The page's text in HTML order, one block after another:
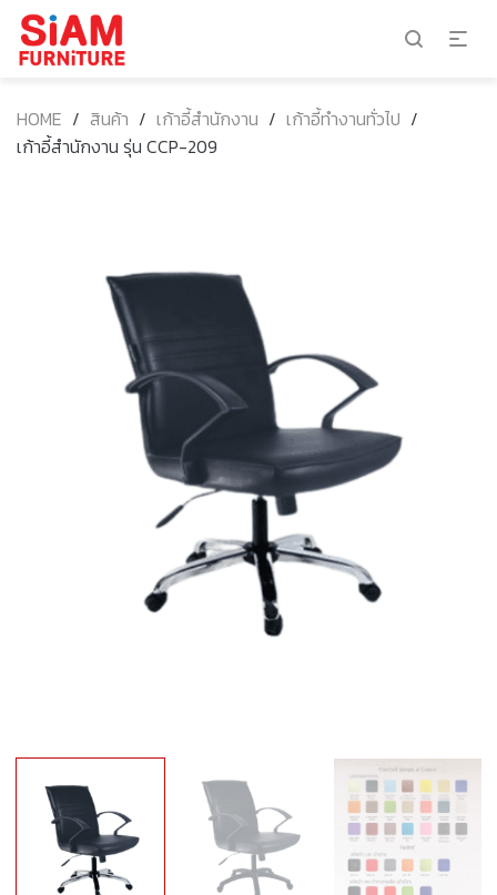
HOME / สินค้า / เก้าอี้สำนักงาน / เก้าอี้ทำงานทั่วไป /
เก้าอี้สำนักงาน รุ่น CCP-209